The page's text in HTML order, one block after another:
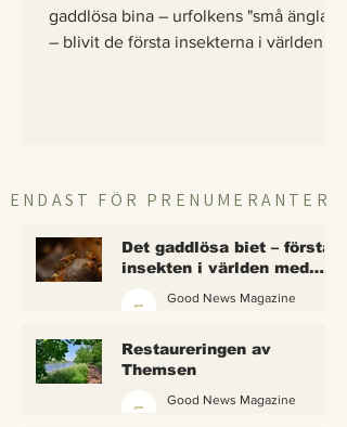
gaddlösa bina – urfolkens "små änglar"
– blivit de första insekterna i världen att
ENDAST FÖR PRENUMERANTER
Det gaddlösa biet – första
insekten i världen med
Good News Magazine
Restaureringen av
Themsen
Good News Magazine